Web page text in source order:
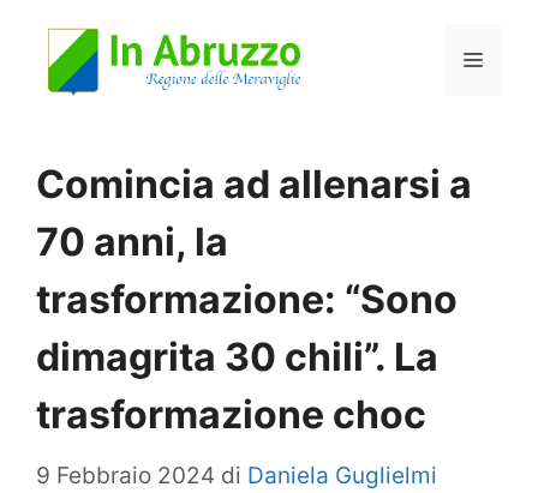
Menu
Comincia ad allenarsi a
70 anni, la
trasformazione: “Sono
dimagrita 30 chili”. La
trasformazione choc
9 Febbraio 2024 di Daniela Guglielmi